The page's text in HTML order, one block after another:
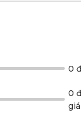
0
0
giá